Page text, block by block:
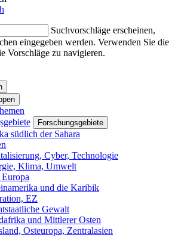
Suchvorschläge erscheinen,
eingegeben werden. Verwenden Sie die
Vorschläge zu navigieren.
Forschungsgebiete
südlich der Sahara
Cyber, Technologie
Klima, Umwelt
und die Karibik
EZ
Gewalt
und Mittlerer Osten
Osteuropa, Zentralasien